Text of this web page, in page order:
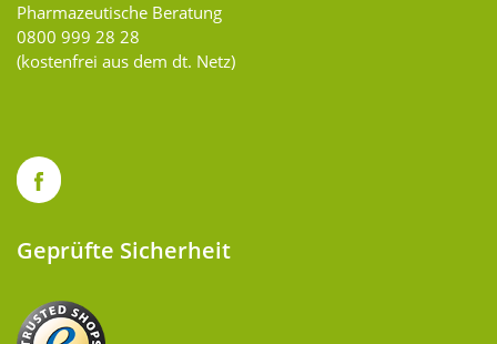
Pharmazeutische Beratung
0800 999 28 28
(kostenfrei aus dem dt. Netz)
Geprüfte Sicherheit